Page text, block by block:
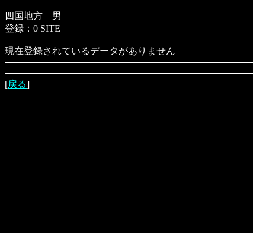
四国地方 男
登録：0 SITE
現在登録されているデータがありません
[戻る]